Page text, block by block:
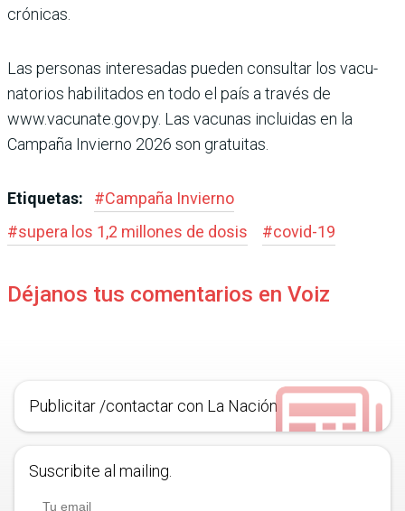
crónicas.
Las personas interesadas pueden consultar los vacu­
natorios habilitados en todo el país a través de
www.vacunate.gov.py. Las vacu­nas incluidas en la
Campaña Invierno 2026 son gratuitas.
Etiquetas: #Campaña Invierno
#supera los 1,2 millones de dosis #covid-19
Déjanos tus comentarios en Voiz
Publicitar /contactar con La Nación
Suscribite al mailing.